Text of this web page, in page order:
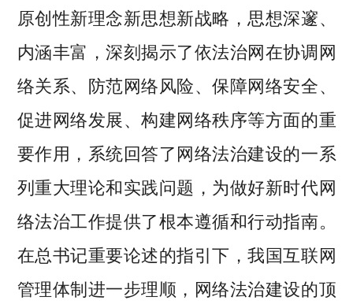
原创性新理念新思想新战略，思想深邃、
内涵丰富，深刻揭示了依法治网在协调网
络关系、防范网络风险、保障网络安全、
促进网络发展、构建网络秩序等方面的重
要作用，系统回答了网络法治建设的一系
列重大理论和实践问题，为做好新时代网
络法治工作提供了根本遵循和行动指南。
在总书记重要论述的指引下，我国互联网
管理体制进一步理顺，网络法治建设的顶